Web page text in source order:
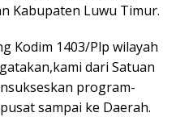
Kabupaten Luwu Timur.
Kodim 1403/Plp wilayah
dari Satuan
program-
sampai ke Daerah.